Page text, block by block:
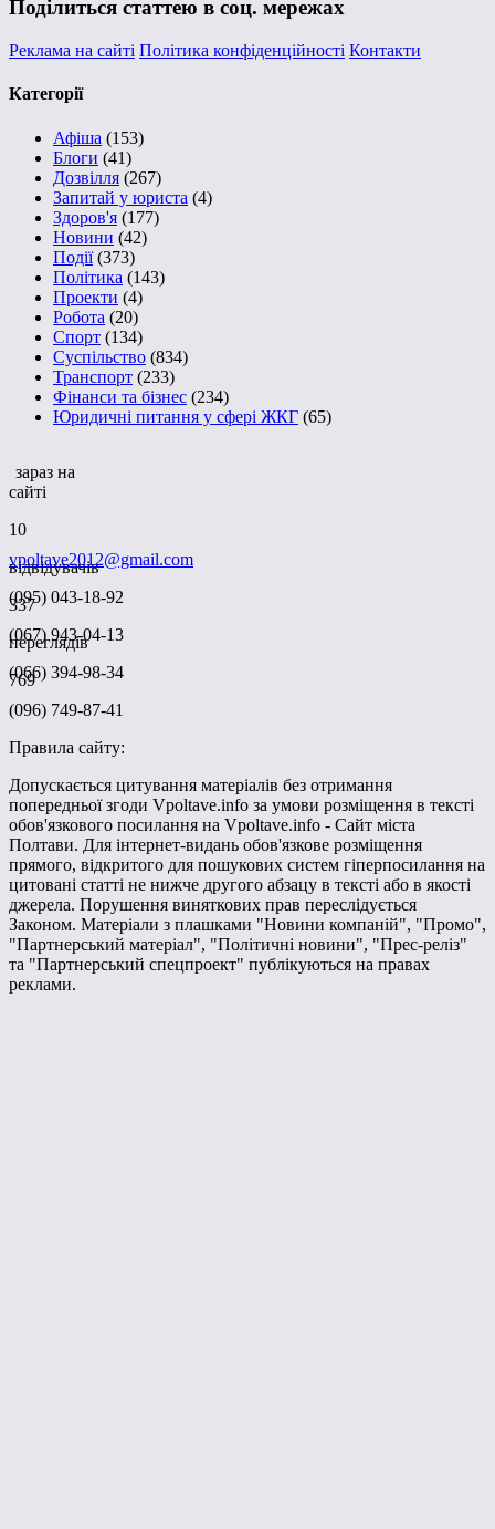
Поділиться статтею в соц. мережах
Реклама на сайті Політика конфіденційності Контакти
Категорії
Афіша (153)
Блоги (41)
Дозвілля (267)
Запитай у юриста (4)
Здоров'я (177)
Новини (42)
Події(373)
Політика (143)
Проекти (4)
Робота (20)
Спорт (134)
Суспільство (834)
Транспорт (233)
Фінанси та бізнес (234)
Юридичні питання у сфері ЖКГ (65)
зараз на
сайті
10
відвідувачів
337
переглядів
769
vpoltave2012@gmail.com
(095) 043-18-92
(067) 943-04-13
(066) 394-98-34
(096) 749-87-41
Правила сайту:
Допускається цитування матеріалів без отримання
попередньої згоди Vpoltave.info за умови розміщення в тексті
обов'язкового посилання на Vpoltave.info - Сайт міста
Полтави. Для інтернет-видань обов'язкове розміщення
прямого, відкритого для пошукових систем гіперпосилання на
цитовані статті не нижче другого абзацу в тексті або в якості
джерела. Порушення виняткових прав переслідується
Законом. Матеріали з плашками "Новини компаній", "Промо",
"Партнерський матеріал", "Політичні новини", "Прес-реліз"
та "Партнерський спецпроект" публікуються на правах
реклами.